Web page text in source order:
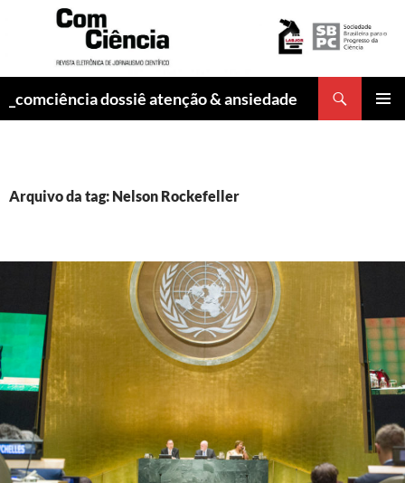
_comciência dossiê atenção & ansiedade
Arquivo da tag: Nelson Rockefeller